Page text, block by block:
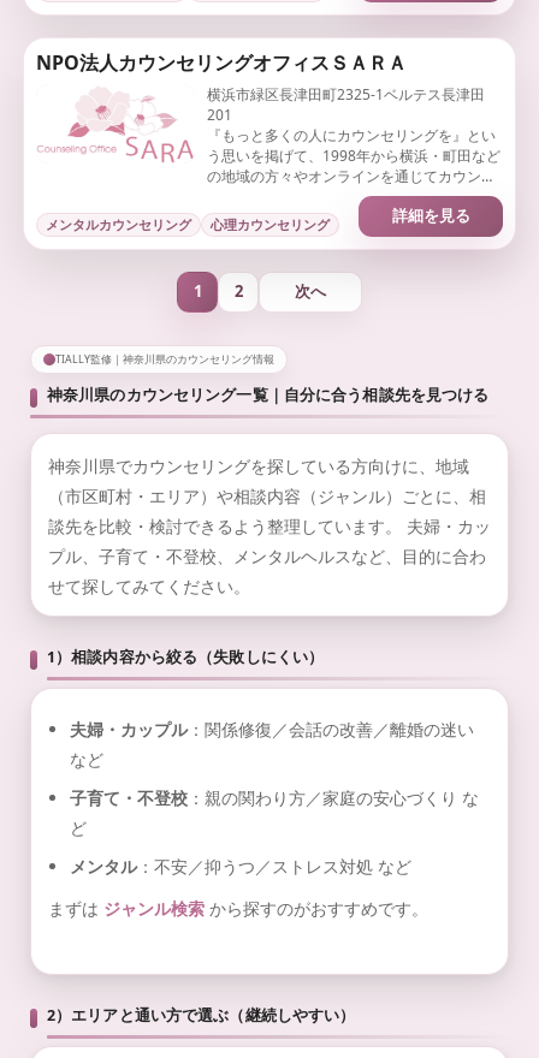
NPO法人カウンセリングオフィスＳＡＲＡ
横浜市緑区長津田町2325-1ベルテス長津田
201
『もっと多くの人にカウンセリングを』とい
う思いを掲げて、1998年から横浜・町田など
の地域の方々やオンラインを通じてカウンセ
リングや心理療法を提供しています。
メンタルカウンセリング 心理カウンセリング 詳細を見る
1 2 次へ
TIALLY監修｜神奈川県のカウンセリング情報
神奈川県のカウンセリング一覧｜自分に合う相談先を見つける
神奈川県でカウンセリングを探している方向けに、地域
（市区町村・エリア）や相談内容（ジャンル）ごとに、相
談先を比較・検討できるよう整理しています。 夫婦・カッ
プル、子育て・不登校、メンタルヘルスなど、目的に合わ
せて探してみてください。
1）相談内容から絞る（失敗しにくい）
夫婦・カップル：関係修復／会話の改善／離婚の迷い
など
子育て・不登校：親の関わり方／家庭の安心づくり な
ど
メンタル：不安／抑うつ／ストレス対処 など
まずは ジャンル検索から探すのがおすすめです。
2）エリアと通い方で選ぶ（継続しやすい）